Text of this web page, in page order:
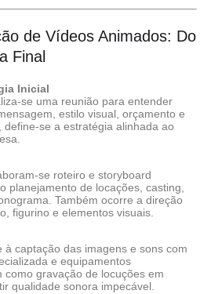
de Vídeos Animados: Do
Final
Inicial
se uma reunião para entender
estilo visual, orçamento e
define-se a estratégia alinhada ao
se roteiro e storyboard
planejamento de locações, casting,
Também ocorre a direção
figurino e elementos visuais.
à captação das imagens e sons com
e equipamentos
como gravação de locuções em
qualidade sonora impecável.